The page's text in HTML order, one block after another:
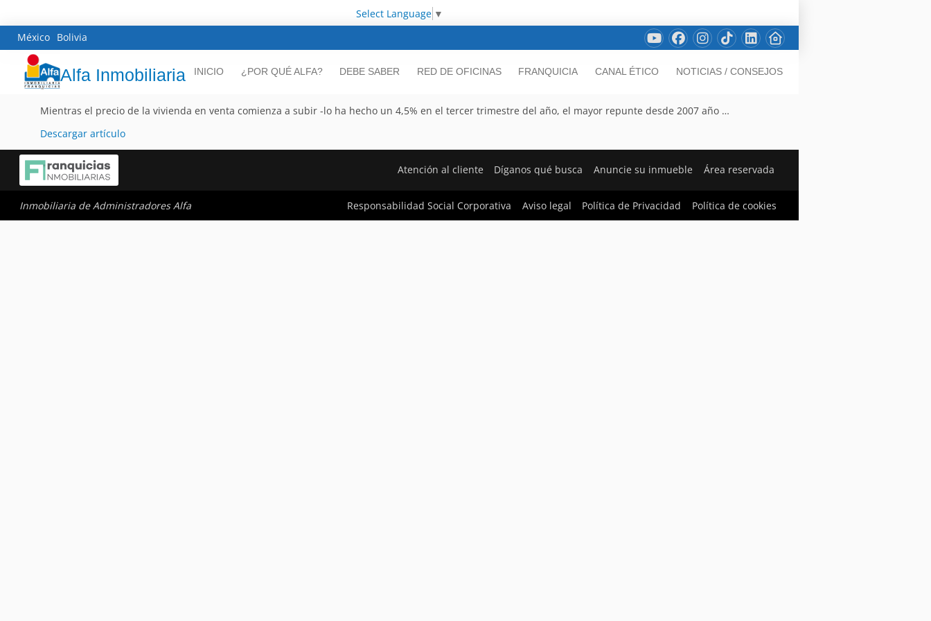
Select Language ▼
México Bolivia
Alfa Inmobiliaria INICIO ¿POR QUÉ ALFA? DEBE SABER RED DE OFICINAS FRANQUICIA CANAL ÉTICO NOTICIAS / CONSEJOS
Mientras el precio de la vivienda en venta comienza a subir -lo ha hecho un 4,5% en el tercer trimestre del año, el mayor repunte desde 2007 año …
Descargar artículo
Atención al cliente Díganos qué busca Anuncie su inmueble Área reservada
Inmobiliaria de Administradores Alfa Responsabilidad Social Corporativa Aviso legal Política de Privacidad Política de cookies